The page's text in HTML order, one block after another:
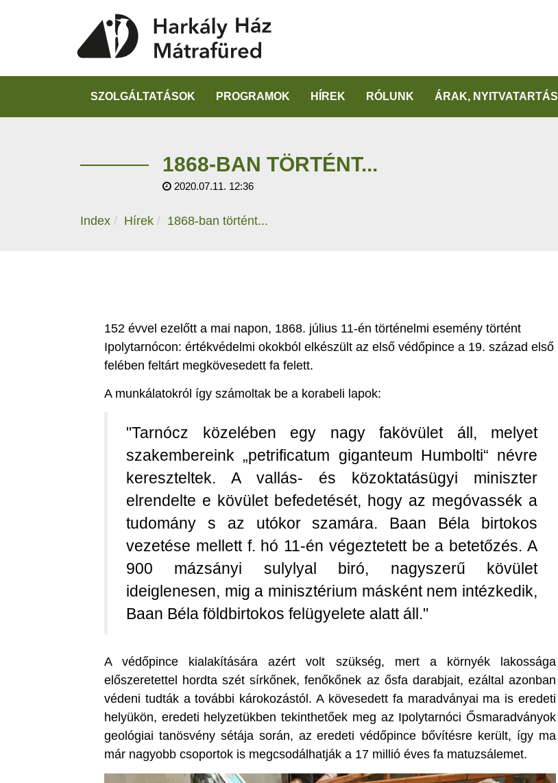
SZOLGÁLTATÁSOK PROGRAMOK HÍREK RÓLUNK ÁRAK, NYITVATARTÁS
1868-BAN TÖRTÉNT...
2020.07.11. 12:36
Index Hírek 1868-ban történt...
152 évvel ezelőtt a mai napon, 1868. július 11-én történelmi esemény történt
Ipolytarnócon: értékvédelmi okokból elkészült az első védőpince a 19. század első
felében feltárt megkövesedett fa felett.
A munkálatokról így számoltak be a korabeli lapok:
"Tarnócz közelében egy nagy fakövület áll, melyet
szakembereink „petrificatum giganteum Humbolti“ névre
kereszteltek. A vallás- és közoktatásügyi miniszter
elrendelte e kövület befedetését, hogy az megóvassék a
tudomány s az utókor szamára. Baan Béla birtokos
vezetése mellett f. hó 11-én végeztetett be a betetőzés. A
900 mázsányi sulylyal biró, nagyszerű kövület
ideiglenesen, mig a minisztérium másként nem intézkedik,
Baan Béla földbirtokos felügyelete alatt áll."
A védőpince kialakítására azért volt szükség, mert a környék lakossága
előszeretettel hordta szét sírkőnek, fenőkőnek az ősfa darabjait, ezáltal azonban
védeni tudták a további károkozástól. A kövesedett fa maradványai ma is eredeti
helyükön, eredeti helyzetükben tekinthetőek meg az Ipolytarnóci Ősmaradványok
geológiai tanösvény sétája során, az eredeti védőpince bővítésre került, így ma
már nagyobb csoportok is megcsodálhatják a 17 millió éves fa matuzsálemet.